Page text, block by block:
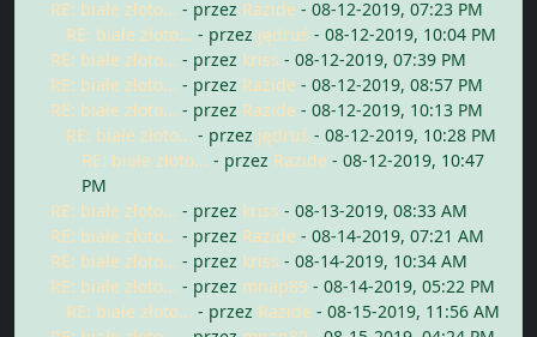
RE: białe złoto... - przez Razide - 08-12-2019, 07:23 PM
RE: białe złoto... - przez jędruś - 08-12-2019, 10:04 PM
RE: białe złoto... - przez kriss - 08-12-2019, 07:39 PM
RE: białe złoto... - przez Razide - 08-12-2019, 08:57 PM
RE: białe złoto... - przez Razide - 08-12-2019, 10:13 PM
RE: białe złoto... - przez jędruś - 08-12-2019, 10:28 PM
RE: białe złoto... - przez Razide - 08-12-2019, 10:47
PM
RE: białe złoto... - przez kriss - 08-13-2019, 08:33 AM
RE: białe złoto... - przez Razide - 08-14-2019, 07:21 AM
RE: białe złoto... - przez kriss - 08-14-2019, 10:34 AM
RE: białe złoto... - przez mnap89 - 08-14-2019, 05:22 PM
RE: białe złoto... - przez Razide - 08-15-2019, 11:56 AM